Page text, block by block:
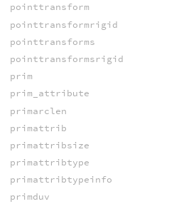
pointtransform
pointtransformrigid
pointtransforms
pointtransformsrigid
prim
prim_attribute
primarclen
primattrib
primattribsize
primattribtype
primattribtypeinfo
primduv